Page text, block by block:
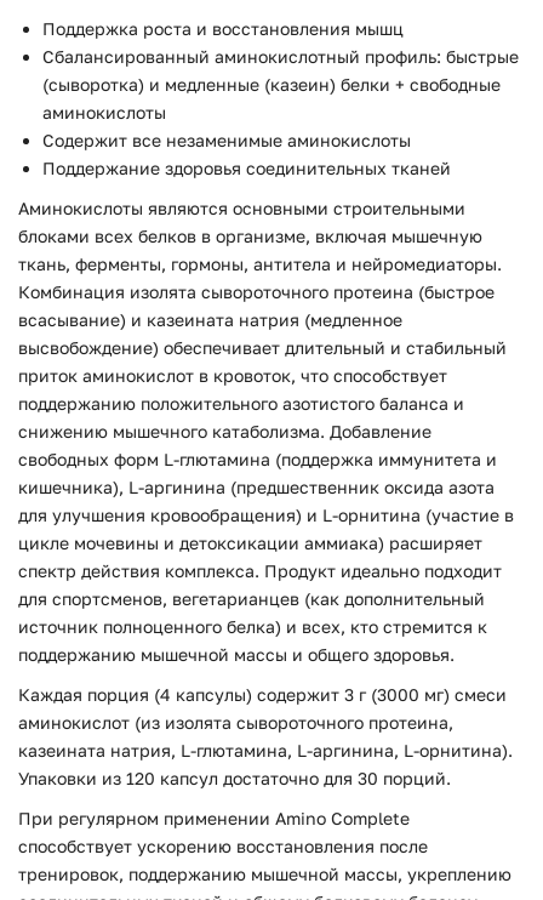
Поддержка роста и восстановления мышц
Сбалансированный аминокислотный профиль: быстрые
(сыворотка) и медленные (казеин) белки + свободные
аминокислоты
Содержит все незаменимые аминокислоты
Поддержание здоровья соединительных тканей
Аминокислоты являются основными строительными
блоками всех белков в организме, включая мышечную
ткань, ферменты, гормоны, антитела и нейромедиаторы.
Комбинация изолята сывороточного протеина (быстрое
всасывание) и казеината натрия (медленное
высвобождение) обеспечивает длительный и стабильный
приток аминокислот в кровоток, что способствует
поддержанию положительного азотистого баланса и
снижению мышечного катаболизма. Добавление
свободных форм L-глютамина (поддержка иммунитета и
кишечника), L-аргинина (предшественник оксида азота
для улучшения кровообращения) и L-орнитина (участие в
цикле мочевины и детоксикации аммиака) расширяет
спектр действия комплекса. Продукт идеально подходит
для спортсменов, вегетарианцев (как дополнительный
источник полноценного белка) и всех, кто стремится к
поддержанию мышечной массы и общего здоровья.
Каждая порция (4 капсулы) содержит 3 г (3000 мг) смеси
аминокислот (из изолята сывороточного протеина,
казеината натрия, L-глютамина, L-аргинина, L-орнитина).
Упаковки из 120 капсул достаточно для 30 порций.
При регулярном применении Amino Complete
способствует ускорению восстановления после
тренировок, поддержанию мышечной массы, укреплению